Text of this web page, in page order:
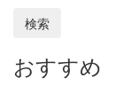
検索
おすすめ